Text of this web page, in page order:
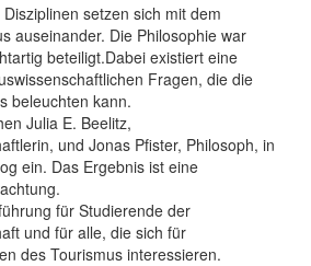
setzen sich mit dem
auseinander. Die Philosophie war
beteiligt.Dabei existiert eine
Fragen, die die
beleuchten kann.
Julia E. Beelitz,
und Jonas Pfister, Philosoph, in
ein. Das Ergebnis ist eine
für Studierende der
und für alle, die sich für
des Tourismus interessieren.